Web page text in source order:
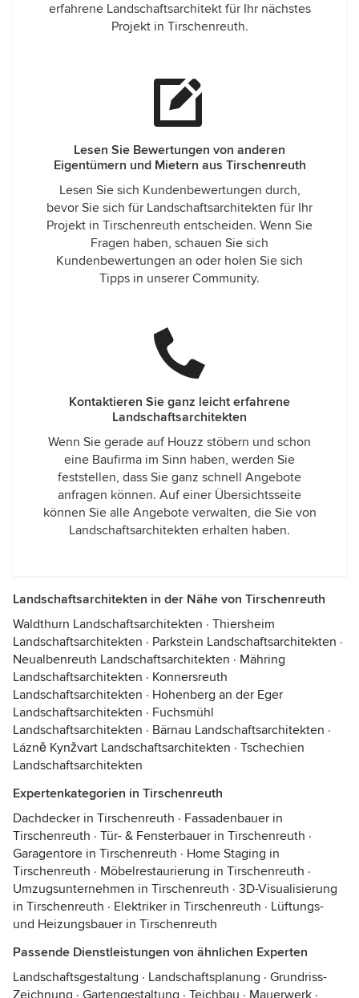
erfahrene Landschaftsarchitekt für Ihr nächstes
Projekt in Tirschenreuth.
Lesen Sie Bewertungen von anderen
Eigentümern und Mietern aus Tirschenreuth
Lesen Sie sich Kundenbewertungen durch,
bevor Sie sich für Landschaftsarchitekten für Ihr
Projekt in Tirschenreuth entscheiden. Wenn Sie
Fragen haben, schauen Sie sich
Kundenbewertungen an oder holen Sie sich
Tipps in unserer Community.
Kontaktieren Sie ganz leicht erfahrene
Landschaftsarchitekten
Wenn Sie gerade auf Houzz stöbern und schon
eine Baufirma im Sinn haben, werden Sie
feststellen, dass Sie ganz schnell Angebote
anfragen können. Auf einer Übersichtsseite
können Sie alle Angebote verwalten, die Sie von
Landschaftsarchitekten erhalten haben.
Landschaftsarchitekten in der Nähe von Tirschenreuth
Waldthurn Landschaftsarchitekten · Thiersheim
Landschaftsarchitekten · Parkstein Landschaftsarchitekten ·
Neualbenreuth Landschaftsarchitekten · Mähring
Landschaftsarchitekten · Konnersreuth
Landschaftsarchitekten · Hohenberg an der Eger
Landschaftsarchitekten · Fuchsmühl
Landschaftsarchitekten · Bärnau Landschaftsarchitekten ·
Lázně Kynžvart Landschaftsarchitekten · Tschechien
Landschaftsarchitekten
Expertenkategorien in Tirschenreuth
Dachdecker in Tirschenreuth · Fassadenbauer in
Tirschenreuth · Tür- & Fensterbauer in Tirschenreuth ·
Garagentore in Tirschenreuth · Home Staging in
Tirschenreuth · Möbelrestaurierung in Tirschenreuth ·
Umzugsunternehmen in Tirschenreuth · 3D-Visualisierung
in Tirschenreuth · Elektriker in Tirschenreuth · Lüftungs-
und Heizungsbauer in Tirschenreuth
Passende Dienstleistungen von ähnlichen Experten
Landschaftsgestaltung · Landschaftsplanung · Grundriss-
Zeichnung · Gartengestaltung · Teichbau · Mauerwerk ·